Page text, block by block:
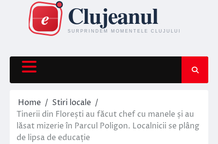
content
Home
Stiri locale
Tinerii din Florești au făcut chef cu manele și au
lăsat mizerie în Parcul Poligon. Localnicii se plâng
de lipsa de educație